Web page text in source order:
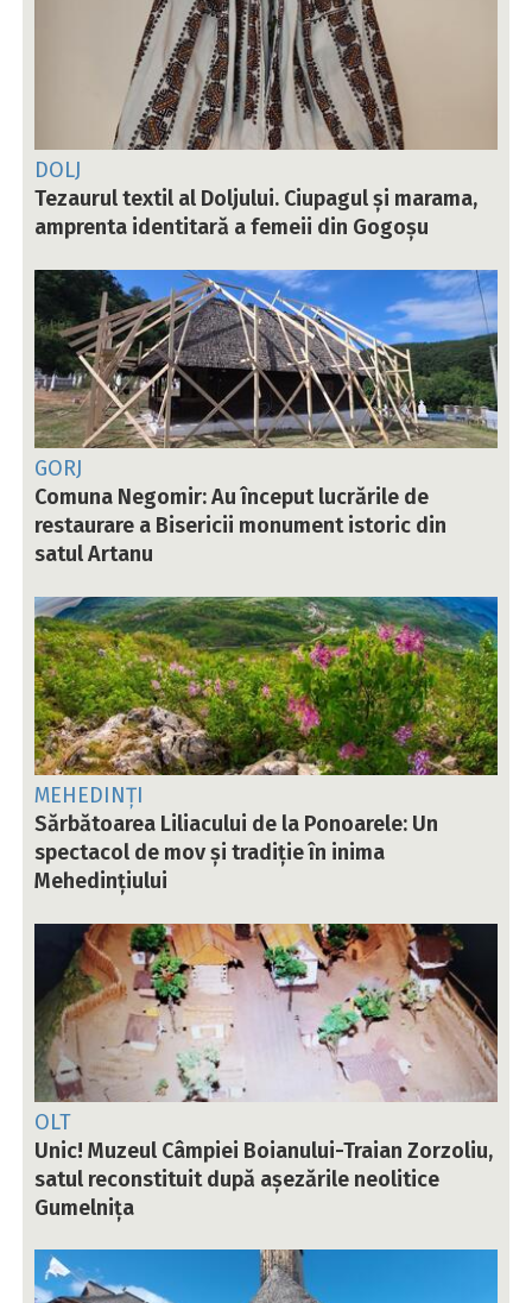
DOLJ
Tezaurul textil al Doljului. Ciupagul și marama,
amprenta identitară a femeii din Gogoșu
GORJ
Comuna Negomir: Au început lucrările de
restaurare a Bisericii monument istoric din
satul Artanu
MEHEDINȚI
Sărbătoarea Liliacului de la Ponoarele: Un
spectacol de mov și tradiție în inima
Mehedințiului
OLT
Unic! Muzeul Câmpiei Boianului-Traian Zorzoliu,
satul reconstituit după așezările neolitice
Gumelnița